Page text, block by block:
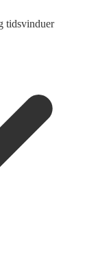
tidsvinduer